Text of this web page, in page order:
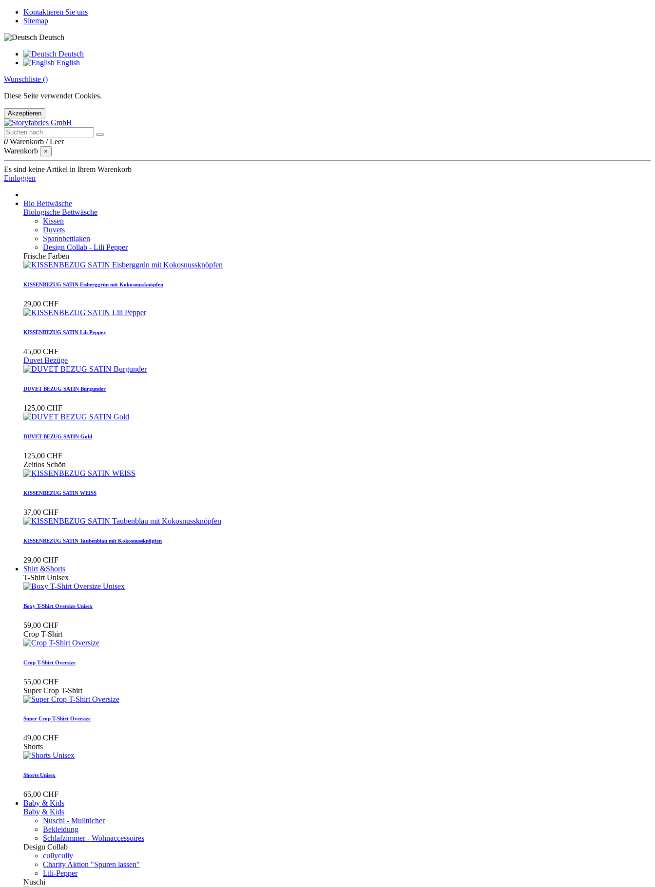
Kontaktieren Sie uns
Sitemap
Deutsch
Deutsch
English
Wunschliste ()
Diese Seite verwendet Cookies.
Akzeptieren
0 Warenkorb /Leer
Warenkorb
×
Es sind keine Artikel in Ihrem Warenkorb
Einloggen
Bio Bettwäsche
Biologische Bettwäsche
Kissen
Duvets
Spannbettlaken
Design Collab - Lili Pepper
Frische Farben
KISSENBEZUG SATIN Eisberggrün mit Kokosnussknöpfen
29,00 CHF
KISSENBEZUG SATIN Lili Pepper
45,00 CHF
Duvet Bezüge
DUVET BEZUG SATIN Burgunder
125,00 CHF
DUVET BEZUG SATIN Gold
125,00 CHF
Zeitlos Schön
KISSENBEZUG SATIN WEISS
37,00 CHF
KISSENBEZUG SATIN Taubenblau mit Kokosnussknöpfen
29,00 CHF
Shirt &Shorts
T-Shirt Unisex
Boxy T-Shirt Oversize Unisex
59,00 CHF
Crop T-Shirt
Crop T-Shirt Oversize
55,00 CHF
Super Crop T-Shirt
Super Crop T-Shirt Oversize
49,00 CHF
Shorts
Shorts Unisex
65,00 CHF
Baby & Kids
Baby & Kids
Nuschi - Mulltücher
Bekleidung
Schlafzimmer - Wohnaccessoires
Design Collab
cullycully
Charity Aktion "Spuren lassen"
Lili-Pepper
Nuschi